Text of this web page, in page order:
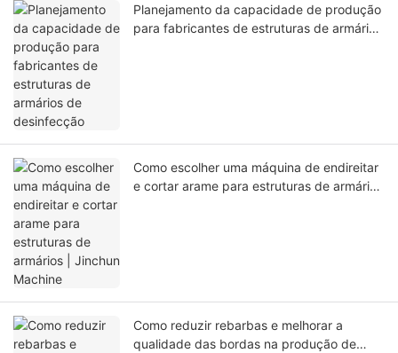
Planejamento da capacidade de produção
para fabricantes de estruturas de armários
Como escolher uma máquina de endireitar
e cortar arame para estruturas de armários
Como reduzir rebarbas e melhorar a
qualidade das bordas na produção de